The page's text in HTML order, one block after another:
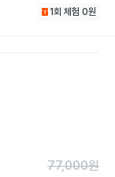
1회 체험 0원
77,000원